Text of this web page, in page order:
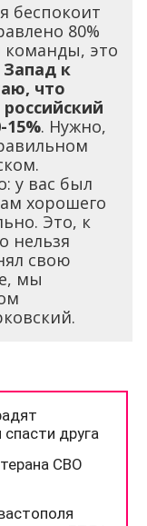
беспокоит
80%
команды, это
к
что
15%. Нужно,
у вас был
хорошего
Это, к
нельзя
свою
мы